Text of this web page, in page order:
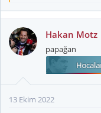
k
i
l
Hakan Motz
papağan
13 Ekim 2022